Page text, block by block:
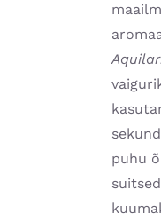
puhu